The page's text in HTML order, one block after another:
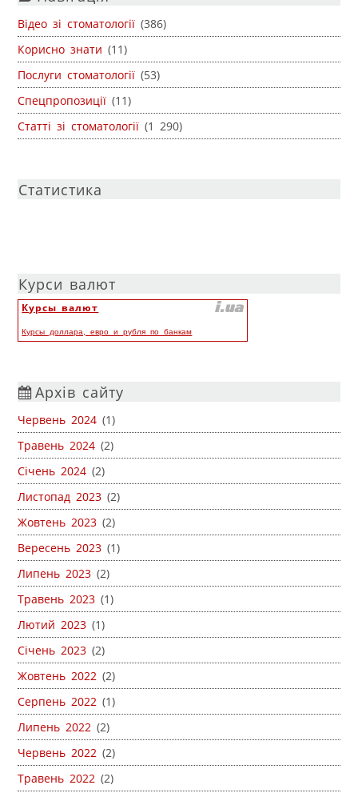
Відео зі стоматології (386)
Корисно знати (11)
Послуги стоматології (53)
Спецпропозиції (11)
Статті зі стоматології (1 290)
Статистика
Курси валют
Курсы валют
Курсы доллара, евро и рубля по банкам
Архів сайту
Червень 2024 (1)
Травень 2024 (2)
Січень 2024 (2)
Листопад 2023 (2)
Жовтень 2023 (2)
Вересень 2023 (1)
Липень 2023 (2)
Травень 2023 (1)
Лютий 2023 (1)
Січень 2023 (2)
Жовтень 2022 (2)
Серпень 2022 (1)
Липень 2022 (2)
Червень 2022 (2)
Травень 2022 (2)